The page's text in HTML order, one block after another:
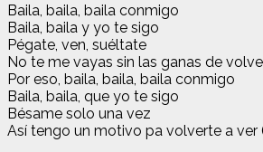
Baila, baila, baila conmigo
Baila, baila y yo te sigo
Pégate, ven, suéltate
No te me vayas sin las ganas de
Por eso, baila, baila, baila conmigo
Baila, baila, que yo tе sigo
Bésame solo una vez
Así tengo un motivo pa volvеrte a ver